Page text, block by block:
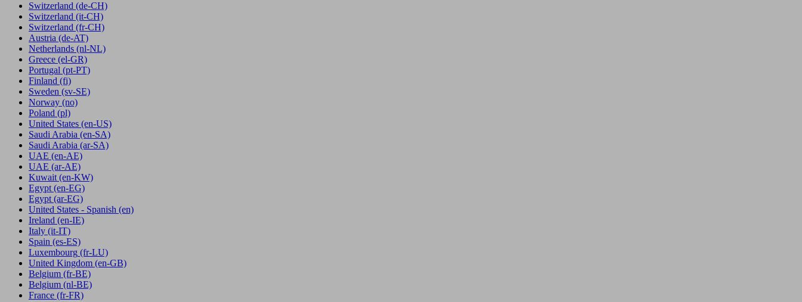
Switzerland (de-CH)
Switzerland (it-CH)
Switzerland (fr-CH)
Austria (de-AT)
Netherlands (nl-NL)
Greece (el-GR)
Portugal (pt-PT)
Finland (fi)
Sweden (sv-SE)
Norway (no)
Poland (pl)
United States (en-US)
Saudi Arabia (en-SA)
Saudi Arabia (ar-SA)
UAE (en-AE)
UAE (ar-AE)
Kuwait (en-KW)
Egypt (en-EG)
Egypt(ar-EG)
United States - Spanish (en)
Ireland (en-IE)
Italy (it-IT)
Spain (es-ES)
Luxembourg (fr-LU)
United Kingdom (en-GB)
Belgium (fr-BE)
Belgium (nl-BE)
France (fr-FR)